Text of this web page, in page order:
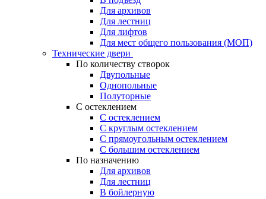
Для архивов
Для лестниц
Для лифтов
Для мест общего пользования (МОП)
Технические двери
По количеству створок
Двупольные
Однопольные
Полуторные
С остеклением
С остеклением
С круглым остеклением
С прямоугольным остеклением
С большим остеклением
По назначению
Для архивов
Для лестниц
В бойлерную